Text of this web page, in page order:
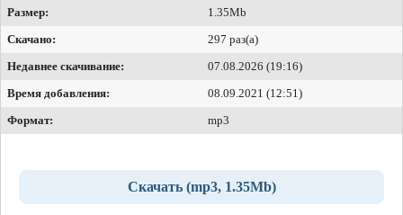
Размер:
1.35Mb
Скачано:
297 раз(а)
Недавнее скачивание:
07.08.2026 (19:16)
Время добавления:
08.09.2021 (12:51)
Формат:
mp3
Скачать (mp3, 1.35Mb)